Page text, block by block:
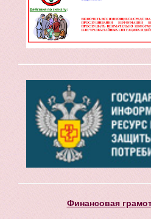
Финансовая